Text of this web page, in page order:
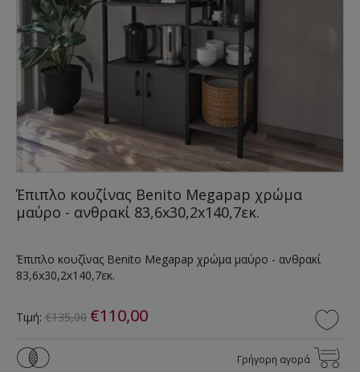
Έπιπλο κουζίνας Benito Megapap χρώμα
μαύρο - ανθρακί 83,6x30,2x140,7εκ.
Έπιπλο κουζίνας Benito Megapap χρώμα μαύρο - ανθρακί
83,6x30,2x140,7εκ.
Τιμή: €135,00 €110,00
Γρήγορη αγορά